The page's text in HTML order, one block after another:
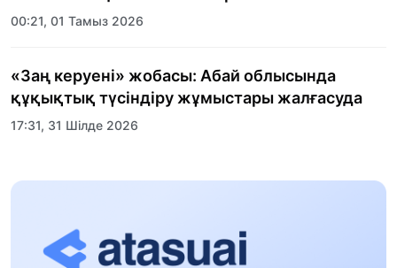
00:21, 01 Тамыз 2026
«Заң керуені» жобасы: Абай облысында
құқықтық түсіндіру жұмыстары жалғасуда
17:31, 31 Шілде 2026
Халықаралық «Формула-1 H2O» жарысын
13:13, 30 Шілде 2026